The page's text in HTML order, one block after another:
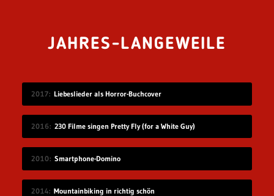
JAHRES-LANGEWEILE
2017 Liebeslieder als Horror-Buchcover
2016 230 Filme singen Pretty Fly (for a White Guy)
2010 Smartphone-Domino
2014 Mountainbiking in richtig schön